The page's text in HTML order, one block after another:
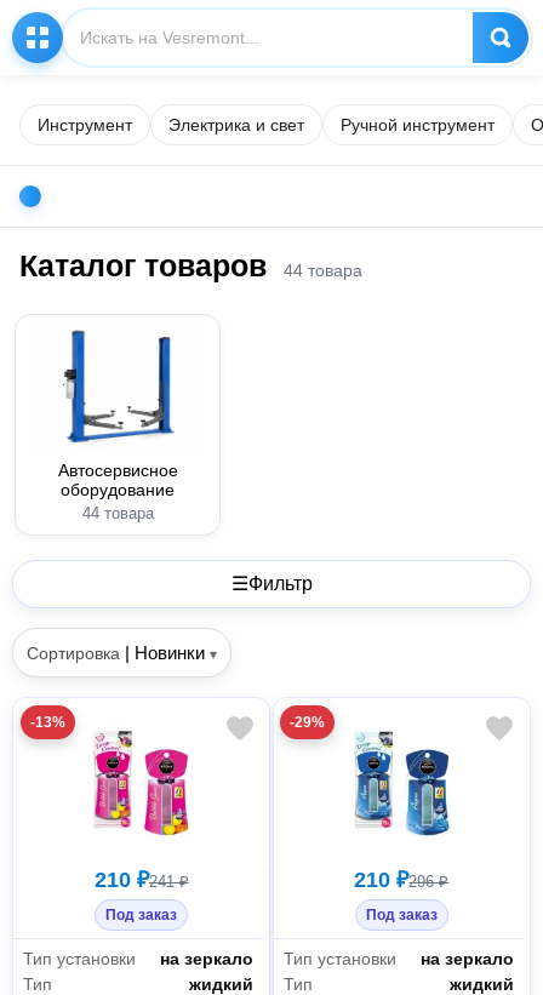
Инструмент Электрика и свет Ручной инструмент
Каталог товаров 44 товара
Автосервисное
оборудование
44 товара
☰Фильтр
Сортировка | Новинки ▾
-13%
210 ₽241 ₽
Под заказ
Тип установки
на зеркало
Тип
жидкий
-29%
210 ₽296 ₽
Под заказ
Тип установки
на зеркало
Тип
жидкий